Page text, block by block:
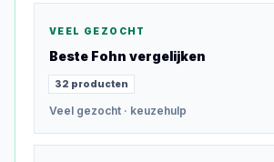
VEEL GEZOCHT
Beste Fohn vergelijken
32 producten
Veel gezocht · keuzehulp